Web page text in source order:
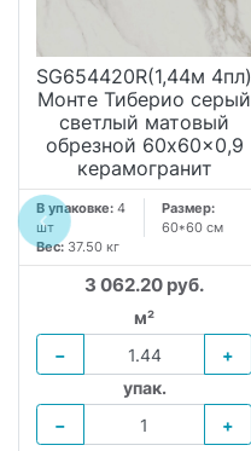
SG654420R(1,44м 4пл)
Монте Тиберио серый
светлый матовый
обрезной 60x60x0,9
керамогранит
В упаковке: 4
шт
Размер:
60*60 см
Вес: 37.50 кг
3 062.20 руб.
м²
−
+
упак.
−
+